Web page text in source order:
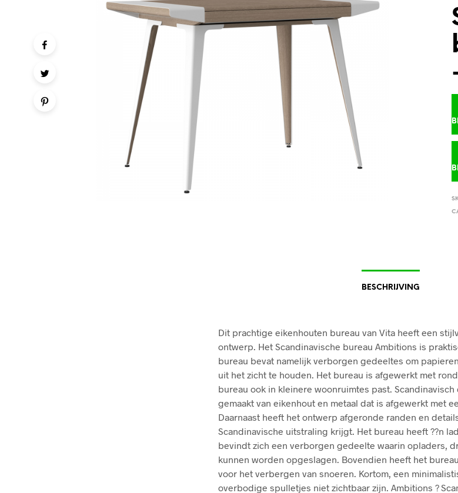
BESCHRIJVING
Dit prachtige eikenhouten bureau van Vita heeft een
ontwerp. Het Scandinavische bureau Ambitions is
bureau bevat namelijk verborgen gedeeltes om
uit het zicht te houden. Het bureau is afgewerkt met
bureau ook in kleinere woonruimtes past.
gemaakt van eikenhout en metaal dat is afgewerkt met
Daarnaast heeft het ontwerp afgeronde randen en
Scandinavische uitstraling krijgt. Het bureau heeft ??n
bevindt zich een verborgen gedeelte waarin opladers,
kunnen worden opgeslagen. Bovendien heeft het
voor het verbergen van snoeren. Kortom, een
overbodige spulletjes niet zichtbaar zijn. Ambitions ?